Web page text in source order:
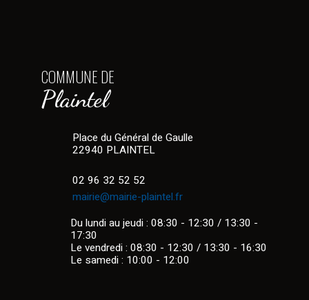
COMMUNE DE
Plaintel
Place du Général de Gaulle
22940 PLAINTEL
02 96 32 52 52
mairie@mairie-plaintel.fr
Du lundi au jeudi : 08:30 - 12:30 / 13:30 -
17:30
Le vendredi : 08:30 - 12:30 / 13:30 - 16:30
Le samedi : 10:00 - 12:00